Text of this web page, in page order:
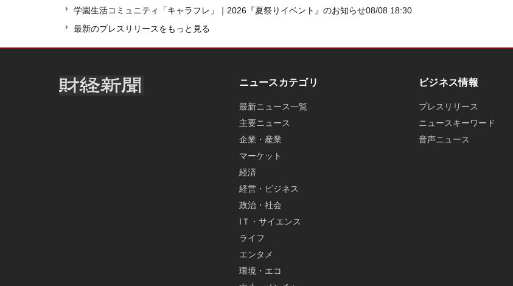
学園生活コミュニティ「キャラフレ」｜2026『夏祭りイベント』のお知らせ08/08 18:30
最新のプレスリリースをもっと見る
ニュースカテゴリ
最新ニュース一覧
主要ニュース
企業・産業
マーケット
経済
経営・ビジネス
政治・社会
IＴ・サイエンス
ライフ
エンタメ
環境・エコ
ビジネス情報
プレスリリース
ニュースキーワード
音声ニュース